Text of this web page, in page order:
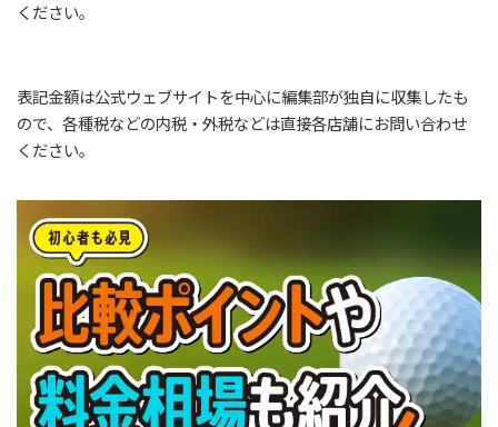
ください。
表記金額は公式ウェブサイトを中心に編集部が独自に収集したも
ので、各種税などの内税・外税などは直接各店舗にお問い合わせ
ください。